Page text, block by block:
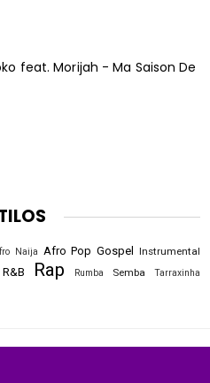
feat. Morijah - Ma Saison De
Naija Afro Pop Gospel Instrumental
R&B Rap Rumba Semba Tarraxinha